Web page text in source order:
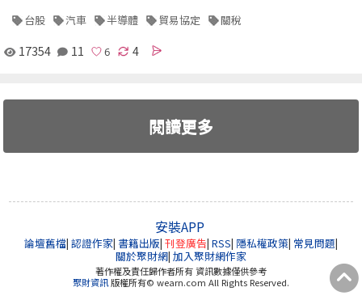
台股 汽車 半導體 貿易協定 關稅
17354 11 4
閱讀更多
安裝APP
論壇舊檔| 認證作家| 書籍出版| 刊登廣告| RSS| 隱私權政策| 常見問題|
關於聚財網| 加入聚財網作家
著作權及責任歸作者所有 資訊數據僅供參考
聚財資訊版權所有© wearn.com All Rights Reserved.